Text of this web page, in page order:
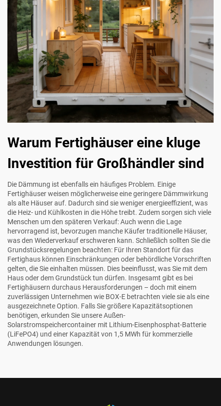
Warum Fertighäuser eine kluge
Investition für Großhändler sind
Die Dämmung ist ebenfalls ein häufiges Problem. Einige
Fertighäuser weisen möglicherweise eine geringere Dämmwirkung
als alte Häuser auf. Dadurch sind sie weniger energieeffizient, was
die Heiz- und Kühlkosten in die Höhe treibt. Zudem sorgen sich viele
Menschen um den späteren Verkauf: Auch wenn die Lage
hervorragend ist, bevorzugen manche Käufer traditionelle Häuser,
was den Wiederverkauf erschweren kann. Schließlich sollten Sie die
Grundstücksregelungen beachten: Für Ihren Standort für das
Fertighaus können Einschränkungen oder behördliche Vorschriften
gelten, die Sie einhalten müssen. Dies beeinflusst, was Sie mit dem
Haus oder dem Grundstück tun dürfen. Insgesamt gibt es bei
Fertighäusern durchaus Herausforderungen – doch mit einem
zuverlässigen Unternehmen wie BOX-E betrachten viele sie als eine
ausgezeichnete Option. Falls Sie größere Kapazitätsoptionen
benötigen, erkunden Sie unsereAußen-
Solarstromspeichercontainer mit Lithium-Eisenphosphat-Batterie
(LiFePO4) und einer Kapazität von 1,5 MWh für kommerzielle
Anwendungen lösungen.